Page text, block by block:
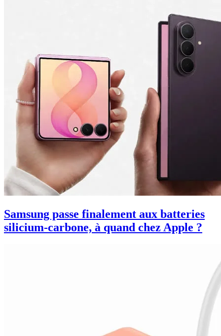
Samsung passe finalement aux batteries
silicium-carbone, à quand chez Apple ?